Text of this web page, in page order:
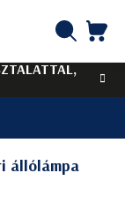
állólámpa